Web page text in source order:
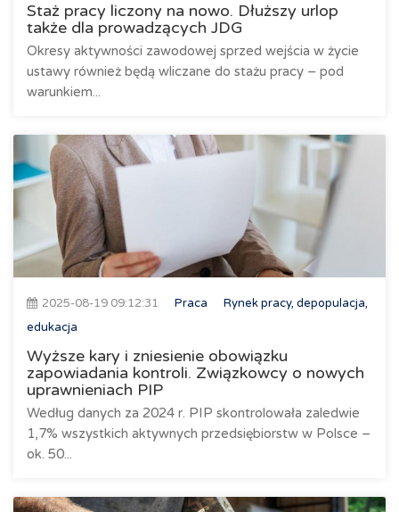
Staż pracy liczony na nowo. Dłuższy urlop
także dla prowadzących JDG
Okresy aktywności zawodowej sprzed wejścia w życie
ustawy również będą wliczane do stażu pracy – pod
warunkiem...
2025-08-19 09:12:31 Praca
Rynek pracy, depopulacja,
edukacja
Wyższe kary i zniesienie obowiązku
zapowiadania kontroli. Związkowcy o nowych
uprawnieniach PIP
Według danych za 2024 r. PIP skontrolowała zaledwie
1,7% wszystkich aktywnych przedsiębiorstw w Polsce –
ok. 50...